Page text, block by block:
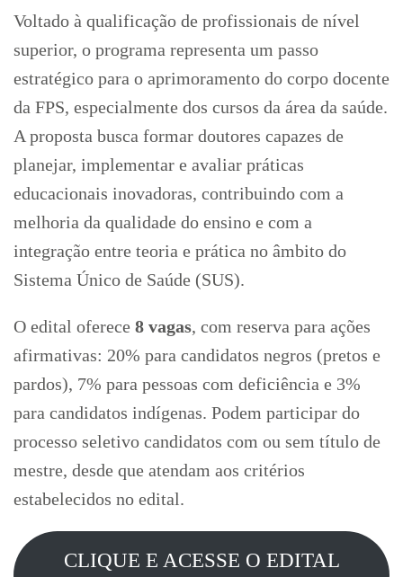
Voltado à qualificação de profissionais de nível
superior, o programa representa um passo
estratégico para o aprimoramento do corpo docente
da FPS, especialmente dos cursos da área da saúde.
A proposta busca formar doutores capazes de
planejar, implementar e avaliar práticas
educacionais inovadoras, contribuindo com a
melhoria da qualidade do ensino e com a
integração entre teoria e prática no âmbito do
Sistema Único de Saúde (SUS).
O edital oferece 8 vagas, com reserva para ações
afirmativas: 20% para candidatos negros (pretos e
pardos), 7% para pessoas com deficiência e 3%
para candidatos indígenas. Podem participar do
processo seletivo candidatos com ou sem título de
mestre, desde que atendam aos critérios
estabelecidos no edital.
CLIQUE E ACESSE O EDITAL